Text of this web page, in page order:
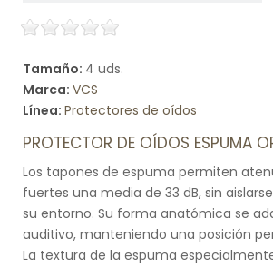
Tamaño: 4 uds.
Marca: VCS
Línea: Protectores de oídos
PROTECTOR DE OÍDOS ESPUMA
Los tapones de espuma permiten
fuertes una media de 33 dB, sin
su entorno. Su forma anatómica se
auditivo, manteniendo una posición
La textura de la espuma